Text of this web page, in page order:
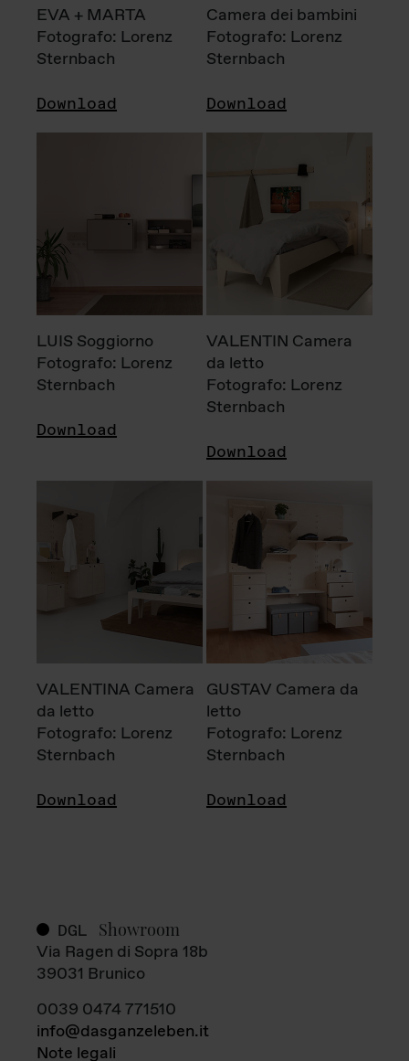
EVA + MARTA
Fotografo: Lorenz
Sternbach
Download
Camera dei bambini
Fotografo: Lorenz
Sternbach
Download
LUIS Soggiorno
Fotografo: Lorenz
Sternbach
Download
VALENTIN Camera
da letto
Fotografo: Lorenz
Sternbach
Download
VALENTINA Camera
da letto
Fotografo: Lorenz
Sternbach
Download
GUSTAV Camera da
letto
Fotografo: Lorenz
Sternbach
Download
DGL Showroom
Via Ragen di Sopra 18b
39031 Brunico
0039 0474 771510
info@dasganzeleben.it
Note legali